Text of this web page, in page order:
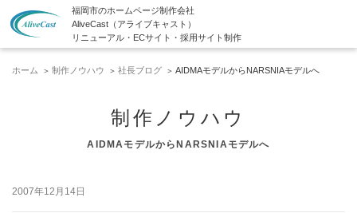
福岡市のホームページ制作会社
AliveCast（アライブキャスト）
リニューアル・ECサイト・採用サイト制作
ホーム 制作ノウハウ 社長ブログ AIDMAモデルからNARSNIAモデルへ
制作ノウハウ
AIDMAモデルからNARSNIAモデルへ
2007年12月14日